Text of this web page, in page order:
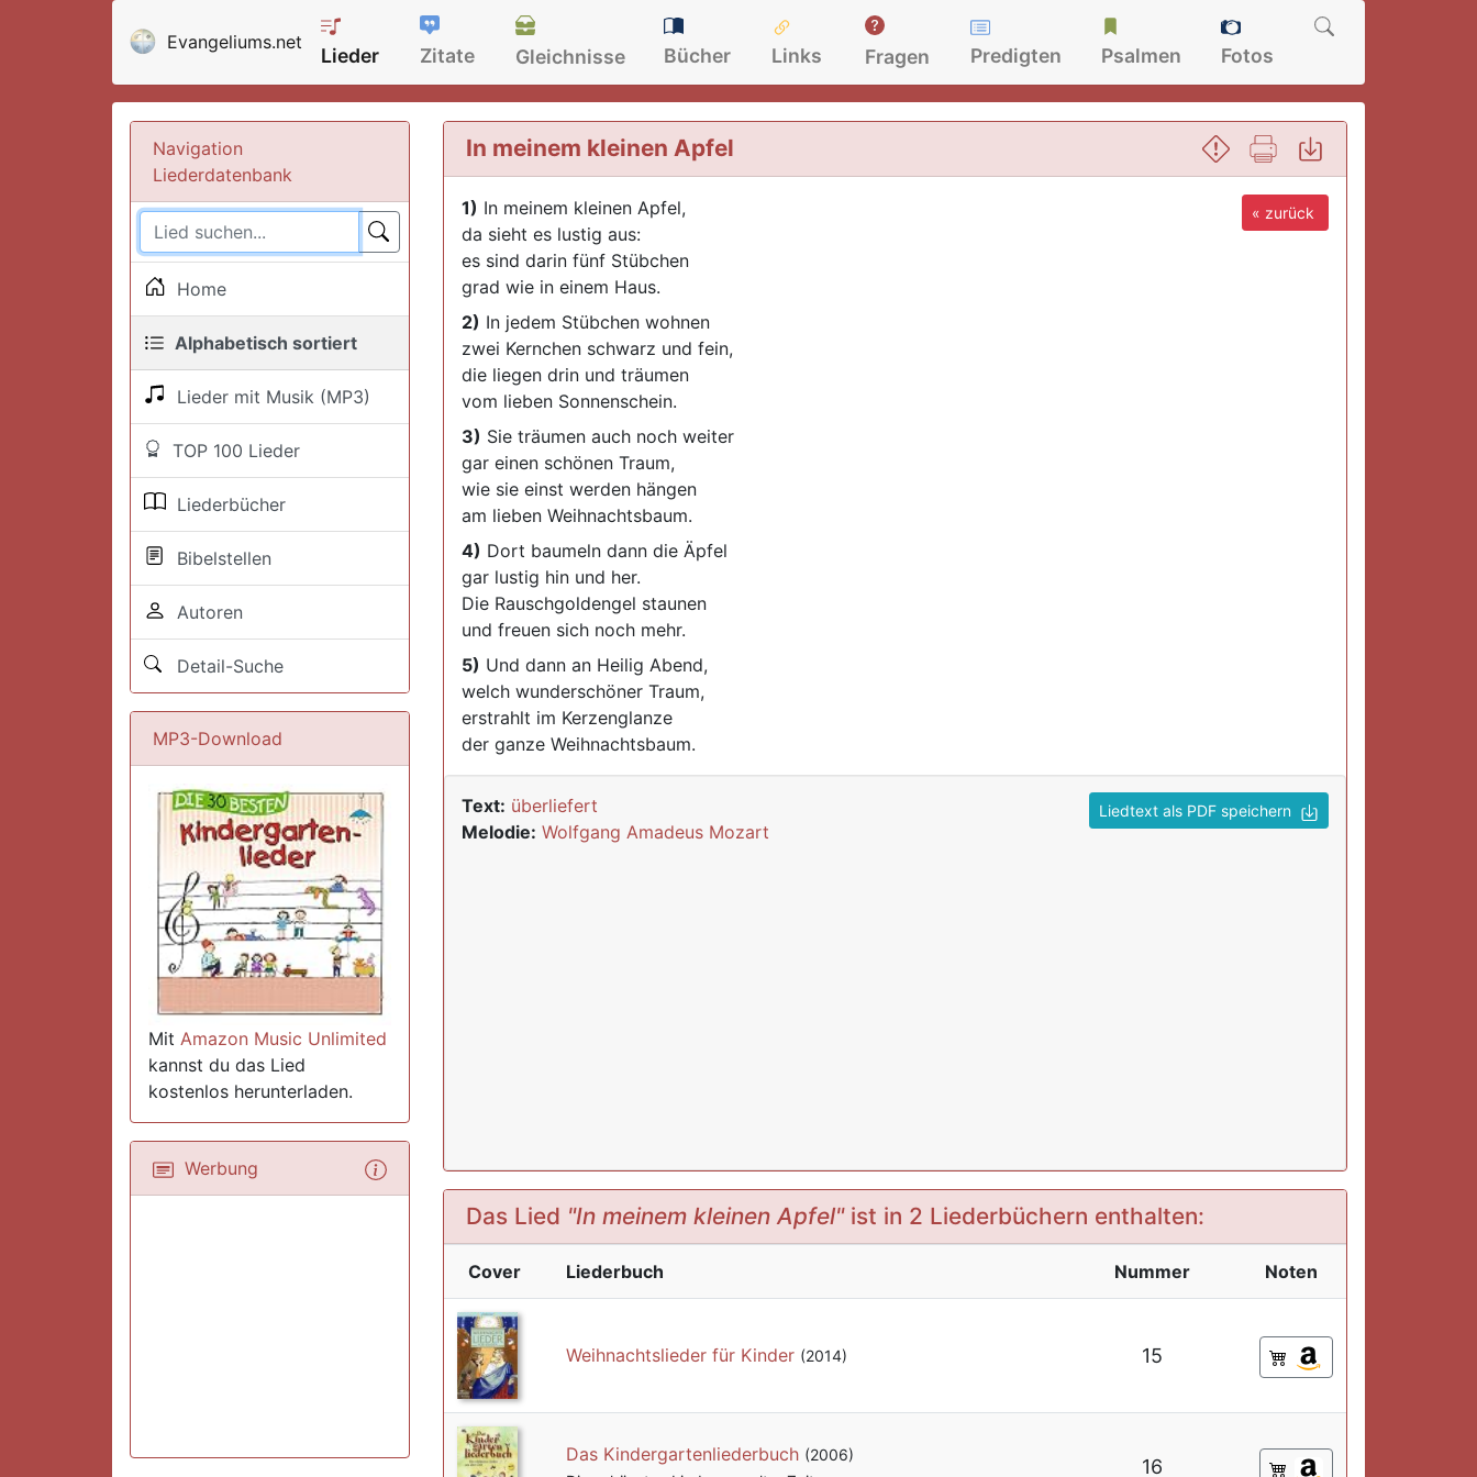
Evangeliums.net
Lieder Zitate Gleichnisse Bücher Links Fragen Predigten Psalmen Fotos
Navigation
Liederdatenbank
Home
Alphabetisch sortiert
Lieder mit Musik (MP3)
TOP 100 Lieder
Liederbücher
Bibelstellen
Autoren
Detail-Suche
MP3-Download
Mit Amazon Music Unlimited
kannst du das Lied
kostenlos herunterladen.
Werbung
In meinem kleinen Apfel
« zurück
1) In meinem kleinen Apfel,
da sieht es lustig aus:
es sind darin fünf Stübchen
grad wie in einem Haus.
2) In jedem Stübchen wohnen
zwei Kernchen schwarz und fein,
die liegen drin und träumen
vom lieben Sonnenschein.
3) Sie träumen auch noch weiter
gar einen schönen Traum,
wie sie einst werden hängen
am lieben Weihnachtsbaum.
4) Dort baumeln dann die Äpfel
gar lustig hin und her.
Die Rauschgoldengel staunen
und freuen sich noch mehr.
5) Und dann an Heilig Abend,
welch wunderschöner Traum,
erstrahlt im Kerzenglanze
der ganze Weihnachtsbaum.
Liedtext als PDF speichern
Text: überliefert
Melodie: Wolfgang Amadeus Mozart
Das Lied "In meinem kleinen Apfel"ist in 2 Liederbüchern enthalten:
Cover Liederbuch Nummer Noten
Weihnachtslieder für Kinder (2014) 15
Das Kindergartenliederbuch (2006)
16